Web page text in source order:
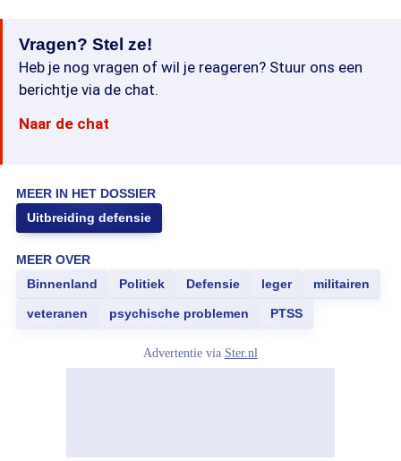
Vragen? Stel ze!
Heb je nog vragen of wil je reageren? Stuur ons een
berichtje via de chat.
Naar de chat
MEER IN HET DOSSIER
Uitbreiding defensie
MEER OVER
Binnenland
Politiek Defensie leger militairen
veteranen psychische problemen PTSS
Advertentie via Ster.nl